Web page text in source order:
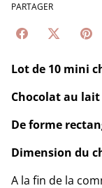
PARTAGER
Lot de 10 mini
Chocolat au
De forme
Dimension du
A la fin de la